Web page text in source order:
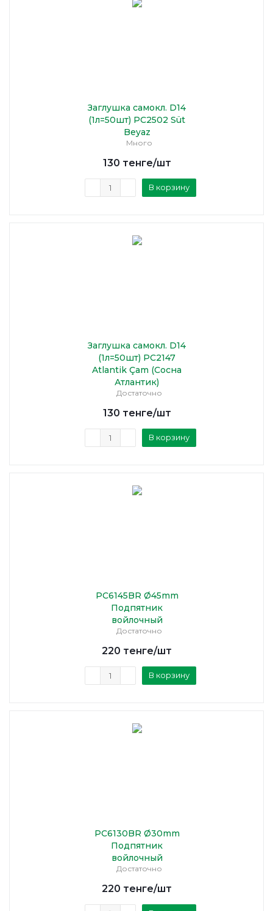
Заглушка самокл. D14
(1л=50шт) PC2502 Süt
Beyaz
Много
130 тенге/шт
В корзину
Заглушка самокл. D14
(1л=50шт) PC2147
Atlantik Çam (Сосна
Атлантик)
Достаточно
130 тенге/шт
В корзину
PC6145BR Ø45mm
Подпятник
войлочный
Достаточно
220 тенге/шт
В корзину
PC6130BR Ø30mm
Подпятник
войлочный
Достаточно
220 тенге/шт